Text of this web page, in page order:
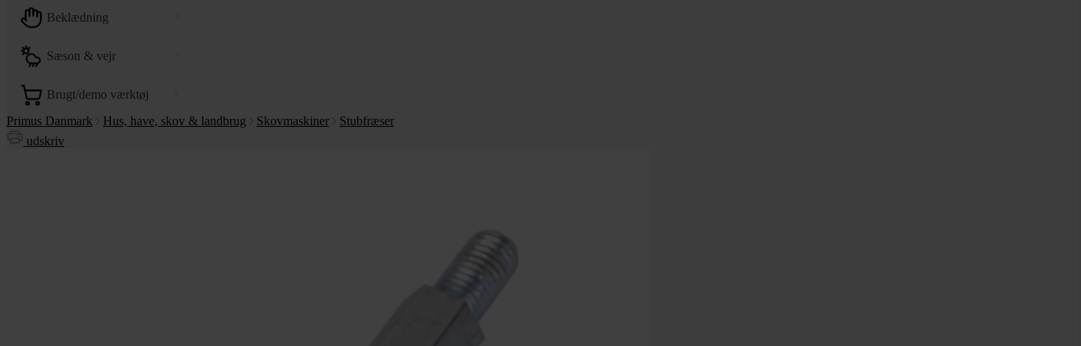
beklædning
sæson & vejr
brugt/demo værktøj
Primus Danmark
Hus, have, skov & landbrug Skovmaskiner
Stubfræser
udskriv